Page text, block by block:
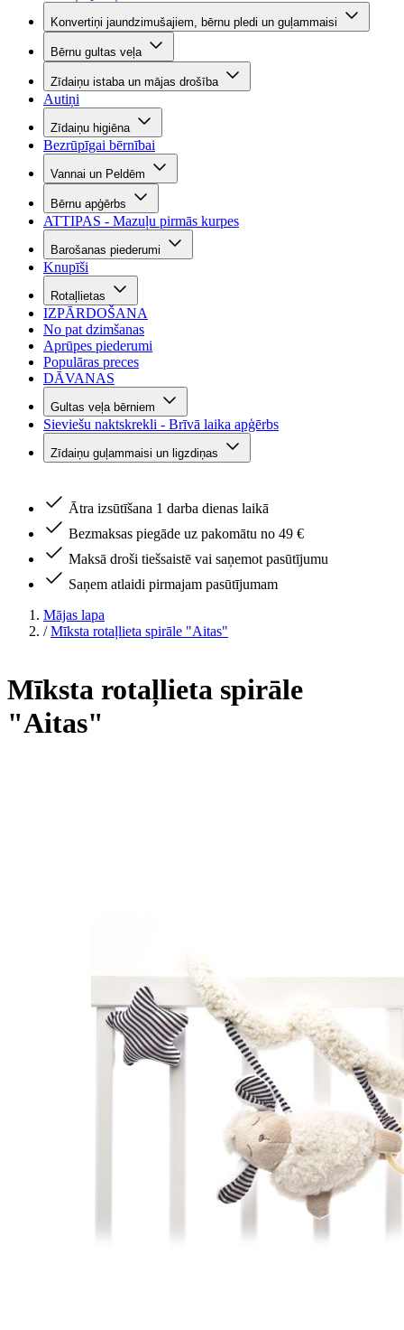
Konvertiņi jaundzimušajiem, bērnu pledi un guļammaisi
Bērnu gultas veļa
Zīdaiņu istaba un mājas drošība
Autiņi
Zīdaiņu higiēna
Bezrūpīgai bērnībai
Vannai un Peldēm
Bērnu apģērbs
ATTIPAS - Mazuļu pirmās kurpes
Barošanas piederumi
Knupīši
Rotaļlietas
IZPĀRDOŠANA
No pat dzimšanas
Aprūpes piederumi
Populāras preces
DĀVANAS
Gultas veļa bērniem
Sieviešu naktskrekli - Brīvā laika apģērbs
Zīdaiņu guļammaisi un ligzdiņas
Ātra izsūtīšana 1 darba dienas laikā
Bezmaksas piegāde uz pakomātu no 49 €
Maksā droši tiešsaistē vai saņemot pasūtījumu
Saņem atlaidi pirmajam pasūtījumam
Mājas lapa
/ Mīksta rotaļlieta spirāle "Aitas"
Mīksta rotaļlieta spirāle
"Aitas"